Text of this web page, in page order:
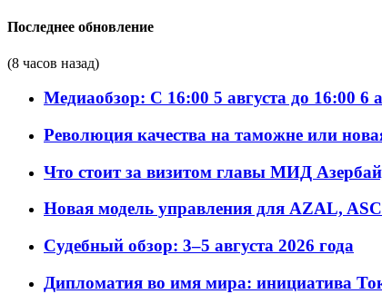
Последнее обновление
(8 часов назад)
Медиаобзор: С 16:00 5 августа до 16:00 6
Революция качества на таможне или
Что стоит за визитом главы МИД
Новая модель управления для AZAL,
Судебный обзор: 3–5 августа 2026 года
Дипломатия во имя мира: инициатива